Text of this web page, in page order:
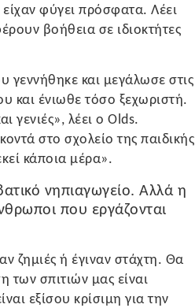
φύγει πρόσφατα. Λέει
βοήθεια σε ιδιοκτήτες
γεννήθηκε και μεγάλωσε στις
και ένιωθε τόσο ξεχωριστή.
γενιές», λέει ο Olds.
στο σχολείο της παιδικής
κάποια μέρα».
νηπιαγωγείο. Αλλά η
που εργάζονται
ζημιές ή έγιναν στάχτη. Θα
των σπιτιών μας είναι
εξίσου κρίσιμη για την